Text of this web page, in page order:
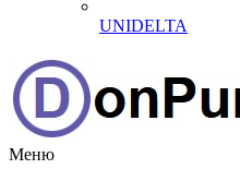
UNIDELTA
Меню